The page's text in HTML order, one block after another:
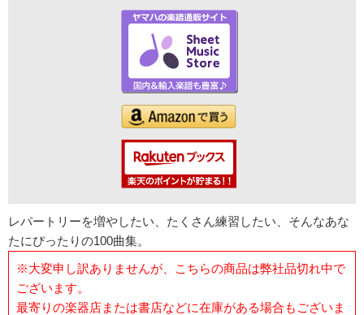
レパートリーを増やしたい、たくさん練習したい、そんなあな
たにぴったりの100曲集。
※大変申し訳ありませんが、こちらの商品は弊社品切れ中で
ございます。
最寄りの楽器店または書店などに在庫がある場合もございま